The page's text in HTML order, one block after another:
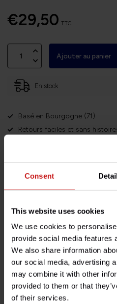
Consent
This website uses cookies
We use cookies to
provide social media features
We also share information
our social media, advertising
may combine it with other
provided to them or that
of their services.
€29,50 TTC
Ajouter au panier
En stock
Basé en Bourgogne (71)
Retours faciles et sans
Spécifications
Avez-vous des questions
Besoin d'aide avec votre
contacter notre service client à
info@britishlegends.fr